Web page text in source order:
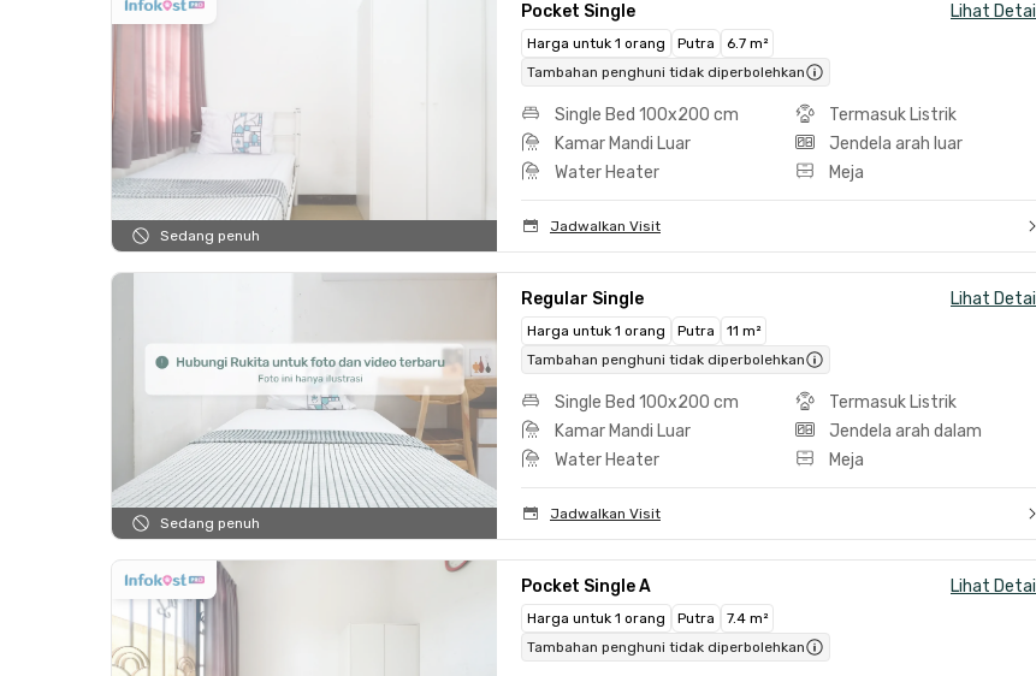
Sedang penuh
Pocket Single Lihat Detail
Harga untuk 1 orang Putra
6.7 m²
Tambahan penghuni tidak diperbolehkan
Single Bed 100x200 cm
Termasuk Listrik
Kamar Mandi Luar
Jendela arah luar
Water Heater
Meja
Jadwalkan Visit
Sedang penuh
Regular Single Lihat Detail
Harga untuk 1 orang Putra
11 m²
Tambahan penghuni tidak diperbolehkan
Single Bed 100x200 cm
Termasuk Listrik
Kamar Mandi Luar
Jendela arah dalam
Water Heater
Meja
Jadwalkan Visit
Pocket Single A Lihat Detail
Harga untuk 1 orang Putra
7.4 m²
Tambahan penghuni tidak diperbolehkan